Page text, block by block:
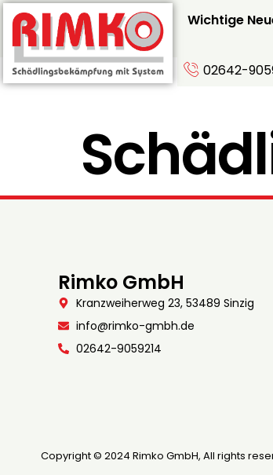
Wichtige
02642-
Rimko GmbH
Kranzweiherweg 23, 53489 Sinzig
info@rimko-gmbh.de
02642-9059214
Copyright © 2024 Rimko GmbH, All rights